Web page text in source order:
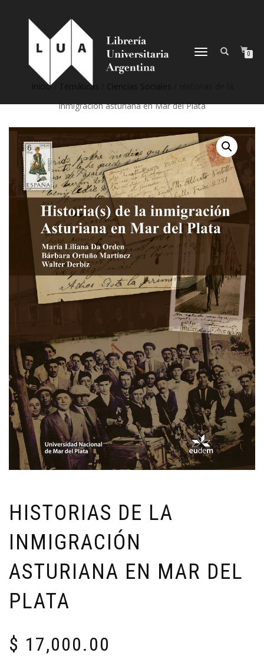
NAVEGACIÓN
0
Inicio/ Temáticas Ciencias Sociales
Inmigración asturiana en Mar del Plata
HISTORIAS DE LA
INMIGRACIÓN
ASTURIANA EN MAR DEL
PLATA
$ 17,000.00